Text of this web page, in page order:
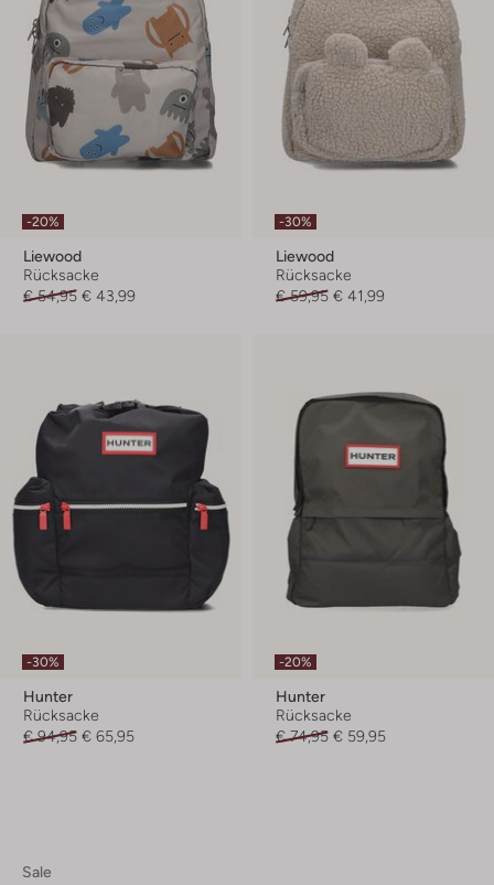
-20%
Liewood
Rücksacke
€ 54,95 € 43,99
-30%
Liewood
Rücksacke
€ 59,95 € 41,99
-30%
Hunter
Rücksacke
€ 94,95 € 65,95
-20%
Hunter
Rücksacke
€ 74,95 € 59,95
Sale